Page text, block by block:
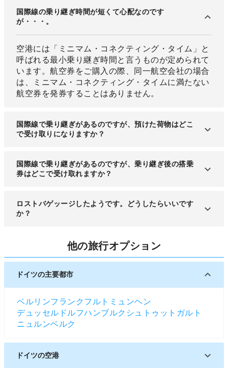
国際線の乗り継ぎ時間が短くて心配なのです
が・・・。
空港には「ミニマム・コネクティング・タイム」と
呼ばれる最小乗り継ぎ時間と言うものが定められて
います。航空券をご購入の際、同一航空会社の場合
は、ミニマム・コネクティング・タイムに満たない
航空券を発券することはありません。
国際線で乗り継ぎがあるのですが、預けた荷物はどこ
で受け取りになりますか？
多くの場合は最終目的地で荷物を受け取ることにな
ります。経由地で荷物のピックアップが必要な場合
チェックイン時に確認すると安心できますね。クレ
ームタグにも記入があるのでそちらも確認するとい
国際線で乗り継ぎがあるのですが、乗り継ぎ後の搭乗
券はどこで受け取れますか？
通常、同一航空会社で乗り継ぐ場合は、乗継便の搭
乗券も受け取れます。しかし、乗り継ぎ時間が長時
ロストバゲッージしたようです。どうしたらいいです
か？
まずは、利用した航空会社のスタッフに申し出てく
ださい。その際、航空券と荷物の引換証が必要で
す。荷物の特徴や、連絡先などを知らせる手荷物事
故報告書を記入して下さい。滞在するホテルなどを
えるよう依頼してください。また、航空会社に補償
を確認することをおすすめします。海外旅行の保険
に加入している際には、保険会社にも連絡しましょ
う。
他の旅行オプション
ドイツの主要都市
ベルリンフランクフルト ミュンヘン
デュッセルドルフハンブルク シュトゥットガルト
ニュルンベルク
ドイツの空港